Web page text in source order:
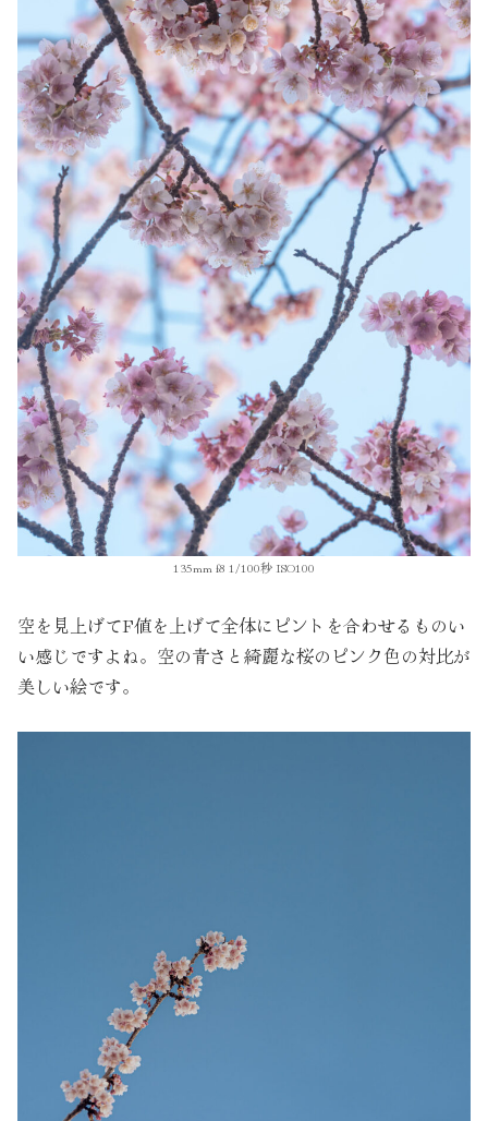
135mm f8 1/100秒 ISO100
空を見上げてF値を上げて全体にピントを合わせるものい
い感じですよね。空の青さと綺麗な桜のピンク色の対比が
美しい絵です。